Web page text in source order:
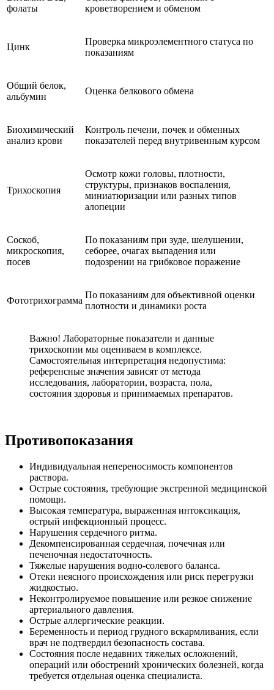
фолаты
кроветворением и обменом
Цинк
Проверка микроэлементного статуса по
показаниям
Общий белок,
альбумин
Оценка белкового обмена
Биохимический
анализ крови
Контроль печени, почек и обменных
показателей перед внутривенным курсом
Трихоскопия
Осмотр кожи головы, плотности,
структуры, признаков воспаления,
миниатюризации или разных типов
алопеции
Соскоб,
микроскопия,
посев
По показаниям при зуде, шелушении,
себорее, очагах выпадения или
подозрении на грибковое поражение
Фототрихограмма
По показаниям для объективной оценки
плотности и динамики роста
Важно! Лабораторные показатели и данные
трихоскопии мы оцениваем в комплексе.
Самостоятельная интерпретация недопустима:
референсные значения зависят от метода
исследования, лаборатории, возраста, пола,
состояния здоровья и принимаемых препаратов.
Противопоказания
Индивидуальная непереносимость компонентов
раствора.
Острые состояния, требующие экстренной медицинской
помощи.
Высокая температура, выраженная интоксикация,
острый инфекционный процесс.
Нарушения сердечного ритма.
Декомпенсированная сердечная, почечная или
печеночная недостаточность.
Тяжелые нарушения водно-солевого баланса.
Отеки неясного происхождения или риск перегрузки
жидкостью.
Неконтролируемое повышение или резкое снижение
артериального давления.
Острые аллергические реакции.
Беременность и период грудного вскармливания, если
врач не подтвердил безопасность состава.
Состояния после недавних тяжелых осложнений,
операций или обострений хронических болезней, когда
требуется отдельная оценка специалиста.